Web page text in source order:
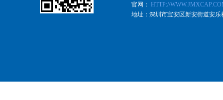
官网： HTTP://
地址：深圳市宝安区新安街道安